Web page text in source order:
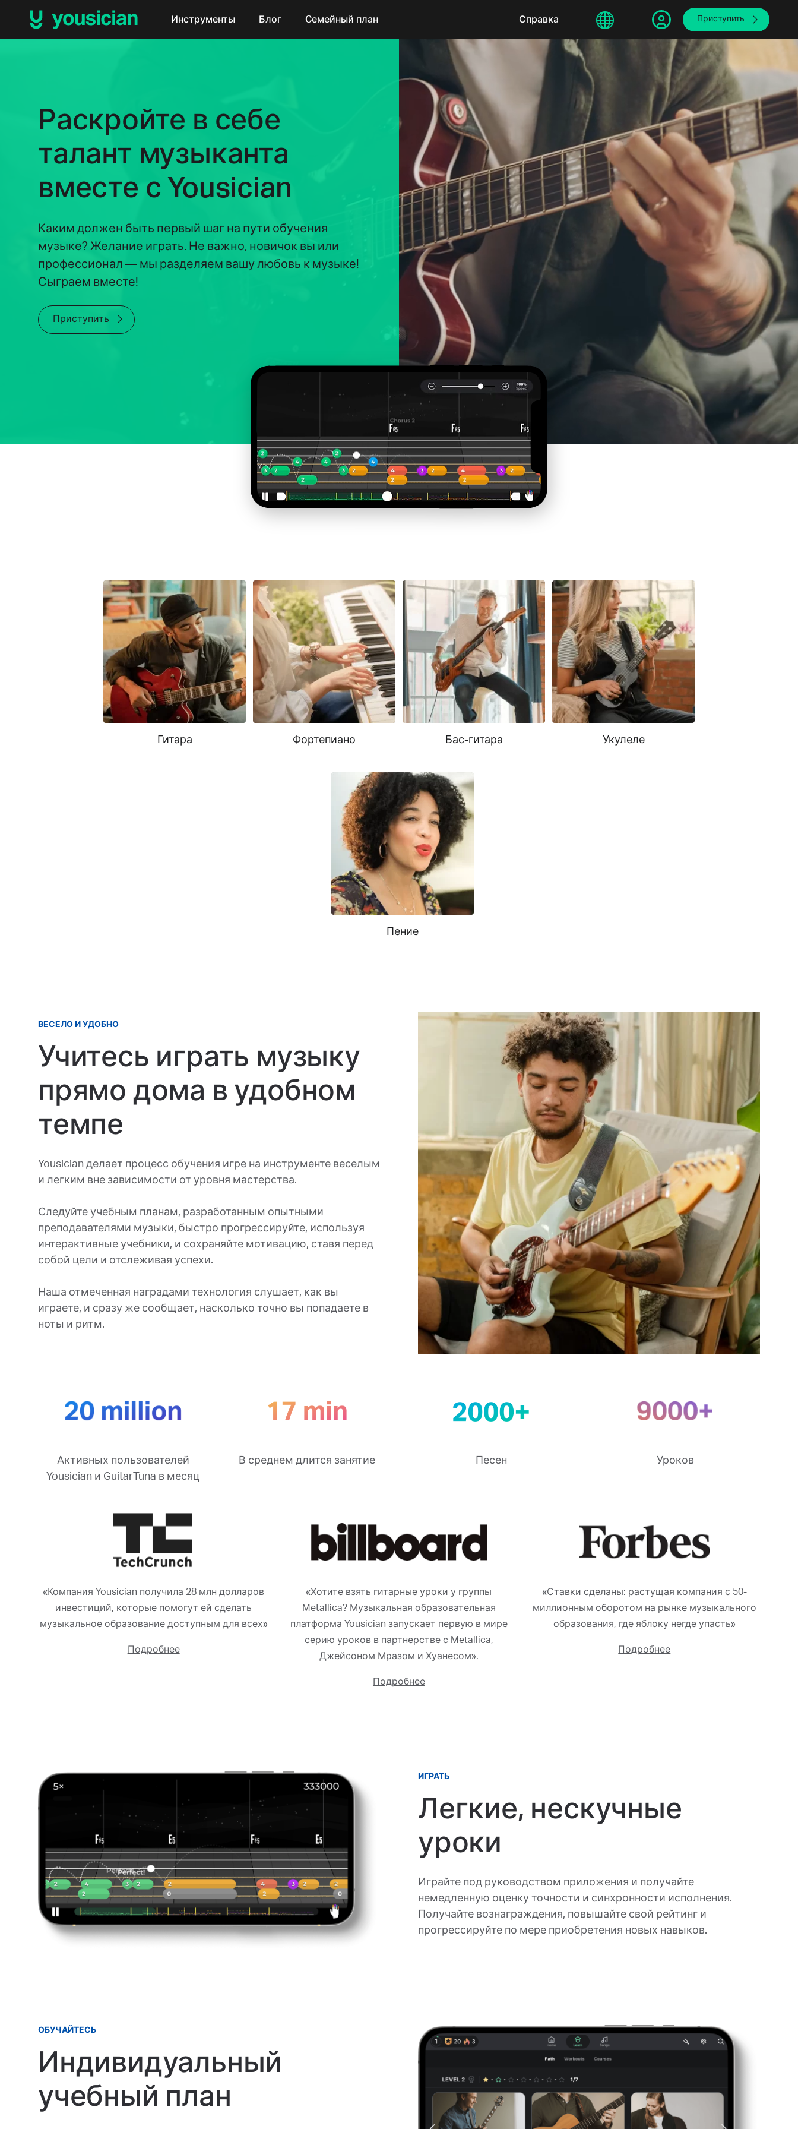
Инструменты Блог Cемейный план Справка sphere
繁體中文 Приступить
Раскройте в себе
талант музыканта
вместе с Yousician
Каким должен быть первый шаг на пути обучения
музыке? Желание играть. Не важно, новичок вы или
профессионал — мы разделяем вашу любовь к музыке!
Сыграем вместе!
Приступить
Гитара Фортепиано Бас-гитара Укулеле
Пение
ВЕСЕЛО И УДОБНО
Учитесь играть музыку
прямо дома в удобном
темпе
Yousician делает процесс обучения игре на инструменте веселым
и легким вне зависимости от уровня мастерства.
Следуйте учебным планам, разработанным опытными
преподавателями музыки, быстро прогрессируйте, используя
интерактивные учебники, и сохраняйте мотивацию, ставя перед
собой цели и отслеживая успехи.
Наша отмеченная наградами технология слушает, как вы
играете, и сразу же сообщает, насколько точно вы попадаете в
ноты и ритм.
Активных пользователей
Yousician и GuitarTuna в месяц
В среднем длится занятие Песен Уроков
«Компания Yousician получила 28 млн долларов
инвестиций, которые помогут ей сделать
музыкальное образование доступным для всех»
Подробнее
«Хотите взять гитарные уроки у группы
Metallica? Музыкальная образовательная
платформа Yousician запускает первую в мире
серию уроков в партнерстве с Metallica,
Джейсоном Мразом и Хуанесом».
Подробнее
«Ставки сделаны: растущая компания с 50-
миллионным оборотом на рынке музыкального
образования, где яблоку негде упасть»
Подробнее
ИГРАТЬ
Легкие, нескучные
уроки
Играйте под руководством приложения и получайте
немедленную оценку точности и синхронности исполнения.
Получайте вознаграждения, повышайте свой рейтинг и
прогрессируйте по мере приобретения новых навыков.
ОБУЧАЙТЕСЬ
Индивидуальный
учебный план